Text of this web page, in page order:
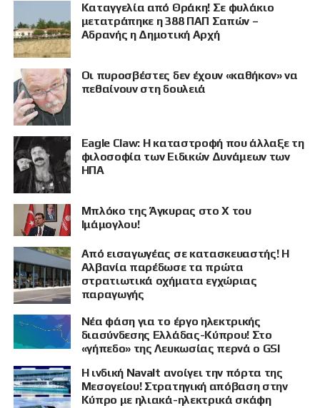
ΠΡΟΒΟΛΗ
Καταγγελία από Θράκη! Σε φυλάκιο
μετατράπηκε η 388 ΠΑΠ Σαπών –
Αδρανής η Δημοτική Αρχή
Οι πυροσβέστες δεν έχουν «καθήκον» να
πεθαίνουν στη δουλειά
Eagle Claw: Η καταστροφή που άλλαξε τη
φιλοσοφία των Ειδικών Δυνάμεων των
ΗΠΑ
Μπλόκο της Άγκυρας στο X του
Ιμάμογλου!
Από εισαγωγέας σε κατασκευαστής! Η
Αλβανία παρέδωσε τα πρώτα
στρατιωτικά οχήματα εγχώριας
παραγωγής
Νέα φάση για το έργο ηλεκτρικής
διασύνδεσης Ελλάδας-Κύπρου! Στο
«γήπεδο» της Λευκωσίας περνά ο GSI
Η ινδική Navalt ανοίγει την πόρτα της
Μεσογείου! Στρατηγική απόβαση στην
Κύπρο με ηλιακά-ηλεκτρικά σκάφη